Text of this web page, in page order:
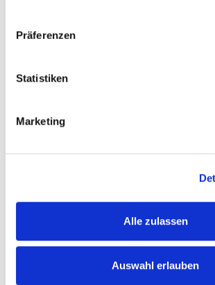
Präferenzen
Statistiken
Marketing
Alle zulassen
Auswahl erlauben
die Beschäftigungstherapie
und an Festen teilzunehmen
Du besitzt eine abgeschlossene
Erfahrung im Bereich Altenpflege sowie
Das macht dich aus: